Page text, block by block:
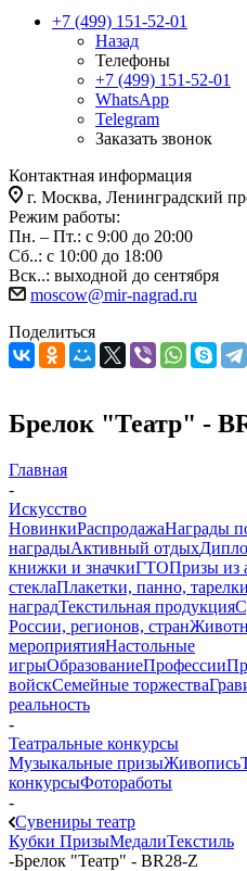
+7 (499) 151-52-01
Назад
Телефоны
+7 (499) 151-52-01
WhatsApp
Telegram
Заказать звонок
Контактная информация
г. Москва, Ленинградский
Режим работы:
Пн. – Пт.: с 9:00 до 20:00
Сб..: с 10:00 до 18:00
Вск..: выходной до сентября
moscow@mir-nagrad.ru
Поделиться
Брелок "Театр" -
Главная
-
Искусство
НовинкиРаспродажаНаграды
наградыАктивный отдых
книжки и значкиГТОПризы из
стеклаПлакетки, панно, тарелки
наградТекстильная продукция
России, регионов, стран
мероприятияНастольные
игрыОбразованиеПрофессии
войскСемейные торжества
реальность
-
Театральные конкурсы
Музыкальные призыЖивопись
конкурсыФотоработы
-
Сувениры театр
Кубки ПризыМедалиТекстиль
-Брелок "Театр" - BR28-Z